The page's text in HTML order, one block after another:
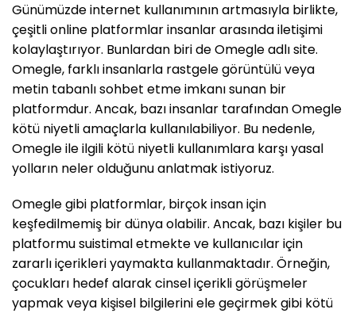
Günümüzde internet kullanımının artmasıyla birlikte,
çeşitli online platformlar insanlar arasında iletişimi
kolaylaştırıyor. Bunlardan biri de Omegle adlı site.
Omegle, farklı insanlarla rastgele görüntülü veya
metin tabanlı sohbet etme imkanı sunan bir
platformdur. Ancak, bazı insanlar tarafından Omegle
kötü niyetli amaçlarla kullanılabiliyor. Bu nedenle,
Omegle ile ilgili kötü niyetli kullanımlara karşı yasal
yolların neler olduğunu anlatmak istiyoruz.
Omegle gibi platformlar, birçok insan için
keşfedilmemiş bir dünya olabilir. Ancak, bazı kişiler bu
platformu suistimal etmekte ve kullanıcılar için
zararlı içerikleri yaymakta kullanmaktadır. Örneğin,
çocukları hedef alarak cinsel içerikli görüşmeler
yapmak veya kişisel bilgilerini ele geçirmek gibi kötü